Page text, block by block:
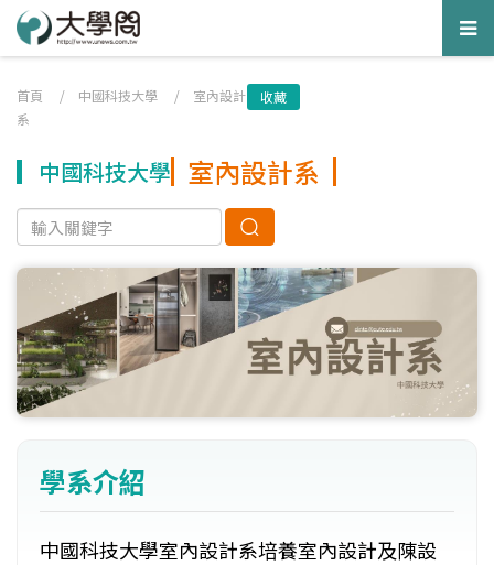
首頁 / 中國科技大學 / 室內設計
系
收藏
中國科技大學 室內設計系
學系介紹
中國科技大學室內設計系培養室內設計及陳設